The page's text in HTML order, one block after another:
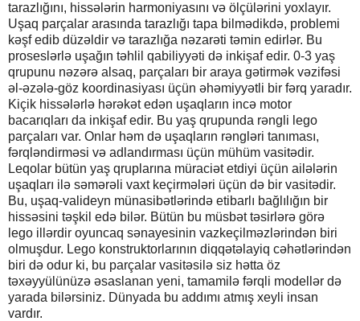
tarazlığını, hissələrin harmoniyasını və ölçülərini yoxlayır.
Uşaq parçalar arasında tarazlığı tapa bilmədikdə, problemi
kəşf edib düzəldir və tarazlığa nəzarəti təmin edirlər. Bu
proseslərlə uşağın təhlil qabiliyyəti də inkişaf edir. 0-3 yaş
qrupunu nəzərə alsaq, parçaları bir araya gətirmək vəzifəsi
əl-əzələ-göz koordinasiyası üçün əhəmiyyətli bir fərq yaradır.
Kiçik hissələrlə hərəkət edən uşaqların incə motor
bacarıqları da inkişaf edir. Bu yaş qrupunda rəngli lego
parçaları var. Onlar həm də uşaqların rəngləri tanıması,
fərqləndirməsi və adlandırması üçün mühüm vasitədir.
Leqolar bütün yaş qruplarına müraciət etdiyi üçün ailələrin
uşaqları ilə səmərəli vaxt keçirmələri üçün də bir vasitədir.
Bu, uşaq-valideyn münasibətlərində etibarlı bağlılığın bir
hissəsini təşkil edə bilər. Bütün bu müsbət təsirlərə görə
lego illərdir oyuncaq sənayesinin vazkeçilməzlərindən biri
olmuşdur. Lego konstruktorlarının diqqətəlayiq cəhətlərindən
biri də odur ki, bu parçalar vasitəsilə siz hətta öz
təxəyyülünüzə əsaslanan yeni, tamamilə fərqli modellər də
yarada bilərsiniz. Dünyada bu addımı atmış xeyli insan
vardır.